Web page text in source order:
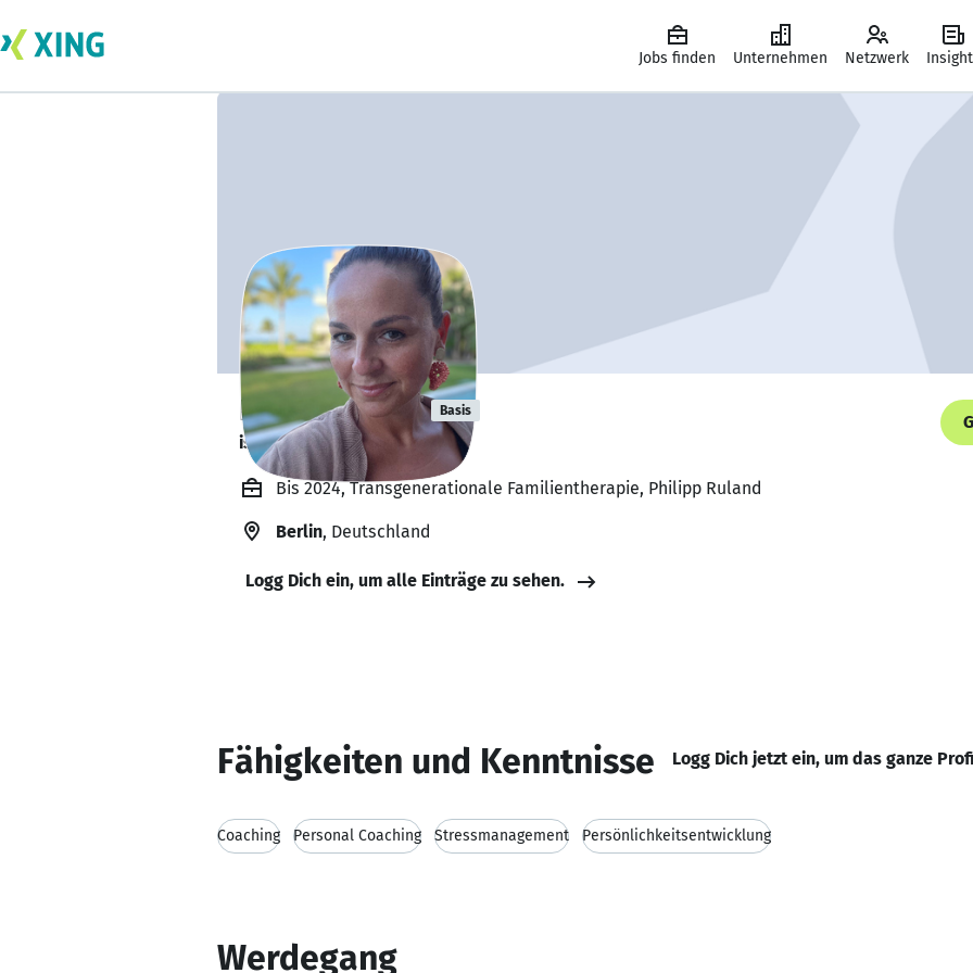
Jobs finden Unternehmen Netzwerk
Nora Porsche Basis
ist offen für Projekte. 🔎
Bis 2024, Transgenerationale Familientherapie, Philipp Ruland
Berlin, Deutschland
Logg Dich ein, um alle Einträge zu sehen.
Fähigkeiten und Kenntnisse Logg Dich jetzt ein, um das ganze
Coaching Personal Coaching Stressmanagement Persönlichkeitsentwicklung
Werdegang